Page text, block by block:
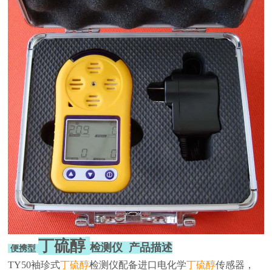
便携型 丁硫醇 检测仪 产品描述
TY50袖珍式丁硫醇检测仪配备进口电化学丁硫醇传感器，